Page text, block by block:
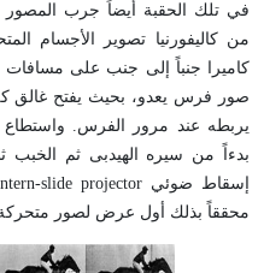
كاميرا جنباً إلى جنب على
صور فرس يعدو، بحيث يفتح غالق
يربطه عند مرور الفرس.
محققاً بذلك أول عرض لصور متحركة